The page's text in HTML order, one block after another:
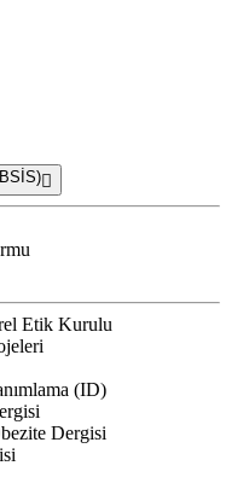
Etik Kurulu
(ID)
Dergisi